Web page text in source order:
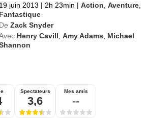
19 juin 2013 | 2h 23min | Action ,Aventure
Fantastique
De Zack Snyder
Henry Cavill ,Amy Adams
Michael
Spectateurs
3,6
Mes amis
--